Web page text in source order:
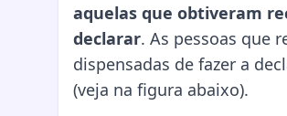
aquelas que obtiveram
declarar. As pessoas que
dispensadas de fazer a
(veja na figura abaixo).